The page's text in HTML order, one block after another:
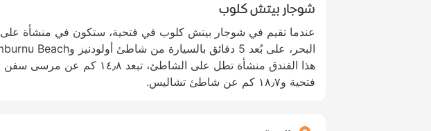
شوجار بيتش كلوب
عندما تقيم في شوجار بيتش كلوب في فتحية، ستكون في منشأة على
هذا الفندق منشأة تطل على الشاطئ، تبعد ١٤٫٨ كم عن مرسى سفن
فتحية و١٨٫٧ كم عن شاطئ تشاليس.